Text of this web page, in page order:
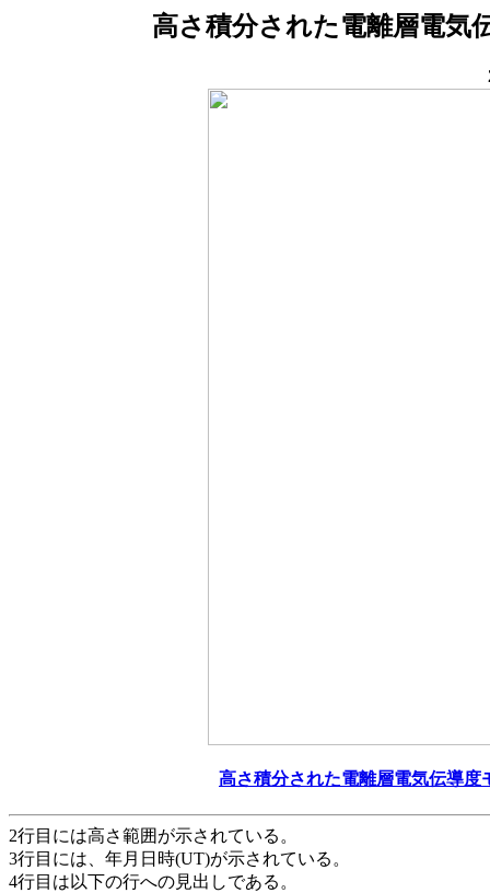
高さ積分された電離層電気
高さ積分された電離層電気伝導度
2行目には高さ範囲が示されている。
3行目には、年月日時(UT)が示されている。
4行目は以下の行への見出しである。